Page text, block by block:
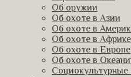
Об оружии
Об охоте в Азии
Об охоте в
Об охоте в Африке
Об охоте в Европе
Об охоте в